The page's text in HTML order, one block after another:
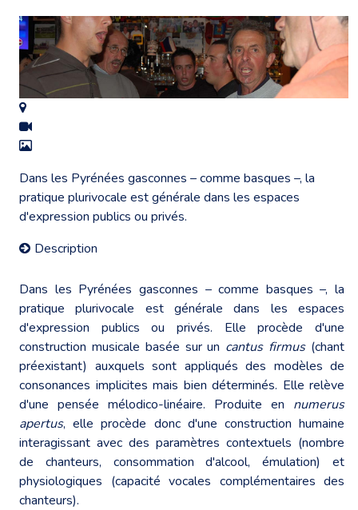
Dans les Pyrénées gasconnes – comme basques –, la
pratique plurivocale est générale dans les espaces
d'expression publics ou privés.
Description
Dans les Pyrénées gasconnes – comme basques –, la
pratique plurivocale est générale dans les espaces
d'expression publics ou privés. Elle procède d'une
construction musicale basée sur un cantus firmus(chant
préexistant) auxquels sont appliqués des modèles de
consonances implicites mais bien déterminés. Elle relève
d'une pensée mélodico-linéaire. Produite en numerus
apertus, elle procède donc d'une construction humaine
interagissant avec des paramètres contextuels (nombre
de chanteurs, consommation d'alcool, émulation) et
physiologiques (capacité vocales complémentaires des
chanteurs).